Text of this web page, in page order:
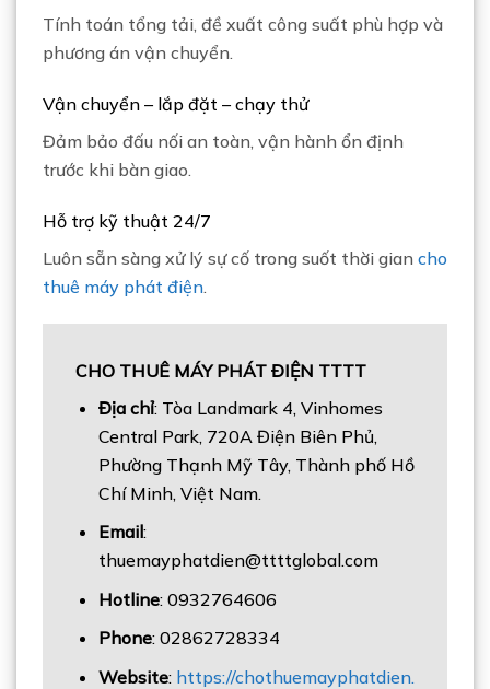
Tính toán tổng tải, đề xuất công suất phù hợp và
phương án vận chuyển.
Vận chuyển – lắp đặt – chạy thử
Đảm bảo đấu nối an toàn, vận hành ổn định
trước khi bàn giao.
Hỗ trợ kỹ thuật 24/7
Luôn sẵn sàng xử lý sự cố trong suốt thời gian cho
thuê máy phát điện
CHO THUÊ MÁY PHÁT ĐIỆN TTTT
Địa chỉ: Tòa Landmark 4, Vinhomes
Central Park, 720A Điện Biên Phủ,
Phường Thạnh Mỹ Tây, Thành phố Hồ
Chí Minh, Việt Nam.
Email:
thuemayphatdien@ttttglobal.com
Hotline: 0932764606
Phone: 02862728334
Website: https://chothuemayphatdien.